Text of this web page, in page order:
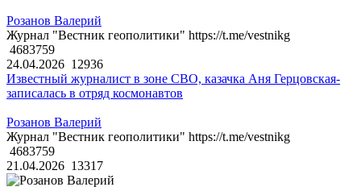
Розанов Валерий
Журнал "Вестник геополитики" https://t.me/vestnikg
4683759
24.04.2026 12936
Известный журналист в зоне СВО, казачка Аня Герцовская-
записалась в отряд космонавтов
Розанов Валерий
Журнал "Вестник геополитики" https://t.me/vestnikg
4683759
21.04.2026 13317